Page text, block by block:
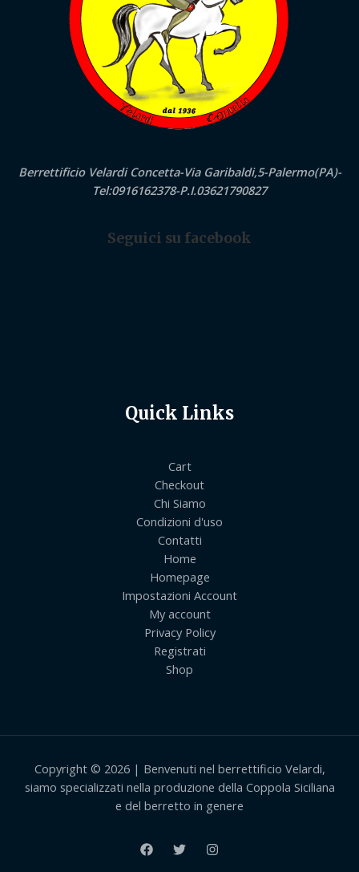
Berrettificio Velardi Concetta-Via Garibaldi,5-Palermo(PA)-
Tel:0916162378-P.I.03621790827
Seguici su facebook
Quick Links
Cart
Checkout
Chi Siamo
Condizioni d'uso
Contatti
Home
Homepage
Impostazioni Account
My account
Privacy Policy
Registrati
Shop
Copyright © 2026 | Benvenuti nel berrettificio Velardi,
siamo specializzati nella produzione della Coppola Siciliana
e del berretto in genere